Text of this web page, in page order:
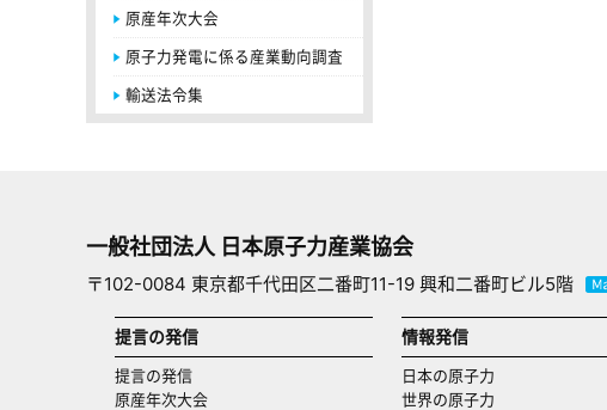
原産年次大会
原子力発電に係る産業動向調査
輸送法令集
一般社団法人 日本原子力産業協会
〒102-0084 東京都千代田区二番町11-19 興和二番町ビル5階
提言の発信
提言の発信
原産年次大会
情報発信
日本の原子力
世界の原子力